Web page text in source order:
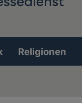
Religionen